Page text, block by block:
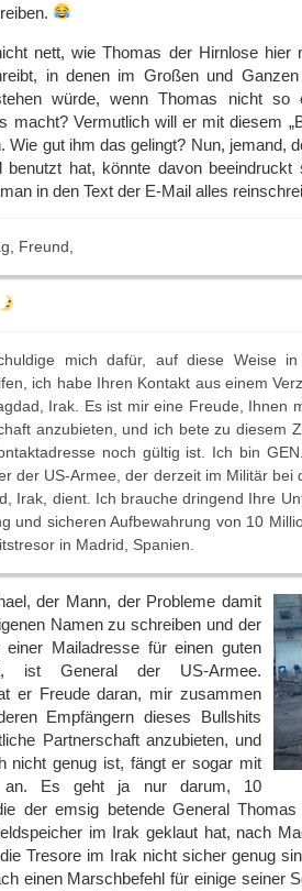
nett, wie Thomas der Hirnlose hier
in denen im Großen und
würde, wenn Thomas nicht so
macht? Vermutlich will er mit diesem
Wie gut ihm das gelingt? Nun, jemand,
benutzt hat, könnte davon
in den Text der E-Mail alles
Freund,
mich dafür, auf diese Weise in
ich habe Ihren Kontakt aus einem
Irak. Es ist mir eine Freude, Ihnen
anzubieten, und ich bete zu diesem
noch gültig ist. Ich bin
der US-Armee, der derzeit im Militär bei
Irak, dient. Ich brauche dringend Ihre
und sicheren Aufbewahrung von 10
in Madrid, Spanien.
der Mann, der Probleme damit
Namen zu schreiben und der
einer Mailadresse für einen guten
ist General der US-Armee.
er Freude daran, mir zusammen
Empfängern dieses Bullshits
Partnerschaft anzubieten, und
nicht genug ist, fängt er sogar mit
an. Es geht ja nur darum, 10
der emsig betende General
im Irak geklaut hat, nach
Tresore im Irak nicht sicher genug
einen Marschbefehl für einige seiner